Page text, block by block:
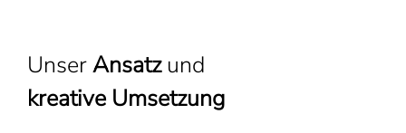
UnserAnsatz und
kreative Umsetzung